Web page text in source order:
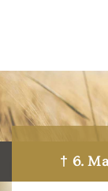
† 6.